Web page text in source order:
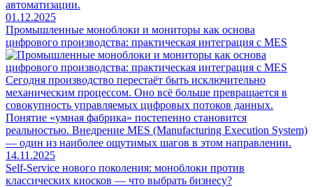
автоматизации.
01.12.2025
Промышленные моноблоки и мониторы как основа
цифрового производства: практическая интеграция с MES
Сегодня производство перестаёт быть исключительно
механическим процессом. Оно всё больше превращается в
совокупность управляемых цифровых потоков данных.
Понятие «умная фабрика» постепенно становится
реальностью. Внедрение MES (Manufacturing Execution System)
— один из наиболее ощутимых шагов в этом направлении.
14.11.2025
Self-Service нового поколения: моноблоки против
классических киосков — что выбрать бизнесу?